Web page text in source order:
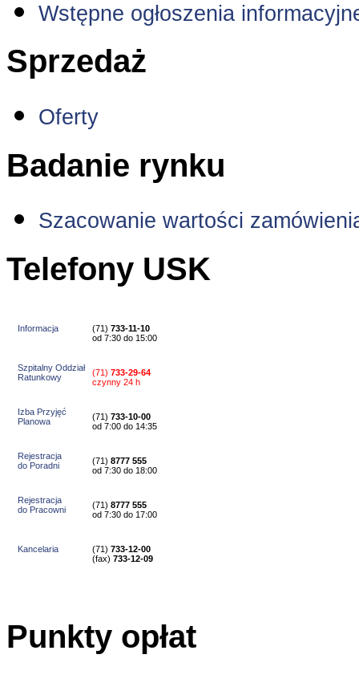
Wstępne ogłoszenia
Sprzedaż
Oferty
Badanie rynku
Szacowanie wartości
Telefony USK
Informacja (71) 733-11-10
od 7:30 do 15:00
Szpitalny Oddział
Ratunkowy
(71) 733-29-64
czynny 24 h
Izba Przyjęć
Planowa
(71) 733-10-00
od 7:00 do 14:35
Rejestracja
do Poradni
(71) 8777 555
od 7:30 do 18:00
Rejestracja
do Pracowni
(71) 8777 555
od 7:30 do 17:00
Kancelaria (71) 733-12-00
(fax) 733-12-09
Punkty opłat